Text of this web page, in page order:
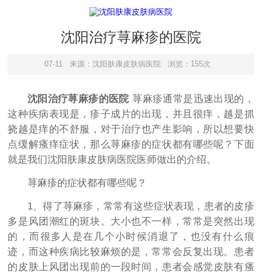
沈阳治疗荨麻疹的医院
07-11 来源：沈阳肤康皮肤病医院 浏览：155次
沈阳治疗荨麻疹的医院荨麻疹通常是迅速出现的，
这种疾病表现是，疹子成片的出现，并且很痒，越是抓
挠越是痒的不舒服，对于治疗也产生影响，所以想要快
点缓解瘙痒症状，那么荨麻疹的症状都有哪些呢？下面
就是我们沈阳肤康皮肤病医院医师做出的介绍。
荨麻疹的症状都有哪些呢？
1、得了荨麻疹，常常有这些症状表现，患者的皮疹
多是风团潮红的斑块。大小也不一样，常常是突然出现
的，而很多人是在几个小时候消退了，也没有什么痕
迹，而这种疾病比较麻烦的是，常常会反复出现。患者
的皮肤上风团出现前的一段时间，患者会感觉皮肤有瘙